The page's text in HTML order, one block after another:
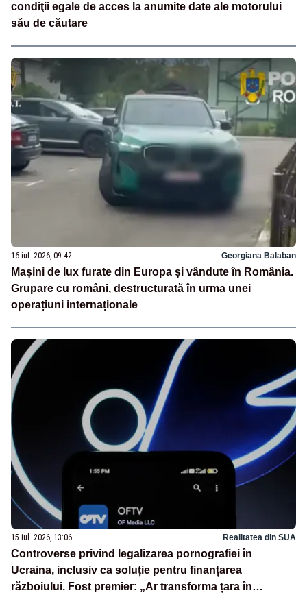
condiţii egale de acces la anumite date ale motorului
său de căutare
16 iul. 2026, 09:42 Georgiana Balaban
Mașini de lux furate din Europa și vândute în România.
Grupare cu români, destructurată în urma unei
operațiuni internaționale
15 iul. 2026, 13:06 Realitatea din SUA
Controverse privind legalizarea pornografiei în
Ucraina, inclusiv ca soluție pentru finanțarea
războiului. Fost premier: „Ar transforma țara în